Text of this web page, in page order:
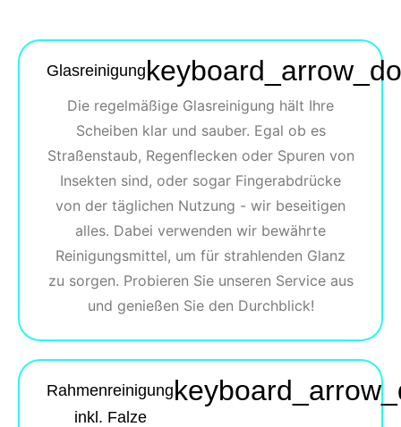
Glasreinigung
Die regelmäßige Glasreinigung hält Ihre
Scheiben klar und sauber. Egal ob es
Straßenstaub, Regenflecken oder Spuren von
Insekten sind, oder sogar Fingerabdrücke
von der täglichen Nutzung - wir beseitigen
alles. Dabei verwenden wir bewährte
Reinigungsmittel, um für strahlenden Glanz
zu sorgen. Probieren Sie unseren Service aus
und genießen Sie den Durchblick!
Rahmenreinigung
inkl. Falze